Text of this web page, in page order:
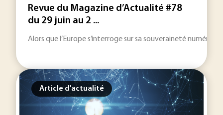
Revue du Magazine d’Actualité #78
du 29 juin au 2 ...
Alors que l’Europe s’interroge sur sa souveraineté
Article d'actualité